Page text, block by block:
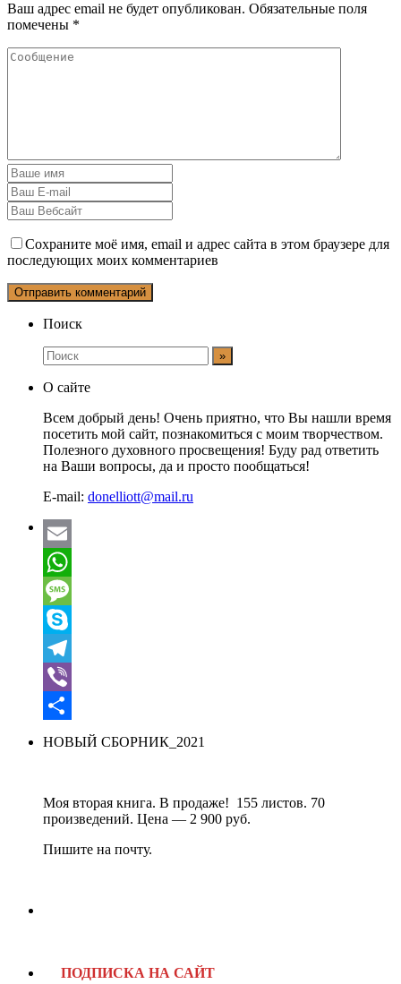
Ваш адрес email не будет опубликован. Обязательные поля
помечены *
Сохраните моё имя, email и адрес сайта в этом браузере для
последующих моих комментариев
Поиск
О сайте
Всем добрый день! Очень приятно, что Вы нашли время
посетить мой сайт, познакомиться с моим творчеством.
Полезного духовного просвещения! Буду рад ответить
на Ваши вопросы, да и просто пообщаться!
E-mail: donelliott@mail.ru
Email
WhatsApp
Message
Skype
Telegram
Viber
Отправить
НОВЫЙ СБОРНИК_2021
Моя вторая книга. В продаже! 155 листов. 70
произведений. Цена — 2 900 руб.
Пишите на почту.
ПОДПИСКА НА САЙТ